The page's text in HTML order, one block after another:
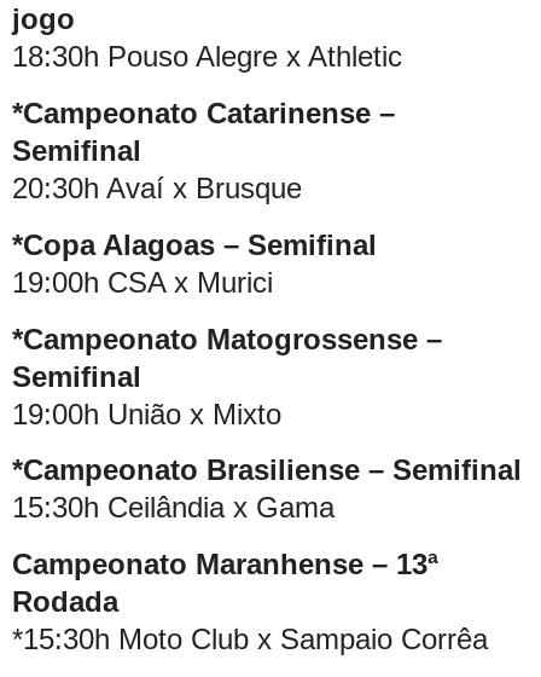
jogo
18:30h Pouso Alegre x Athletic
*Campeonato Catarinense –
Semifinal
20:30h Avaí x Brusque
*Copa Alagoas – Semifinal
19:00h CSA x Murici
*Campeonato Matogrossense –
Semifinal
19:00h União x Mixto
*Campeonato Brasiliense – Semifinal
15:30h Ceilândia x Gama
Campeonato Maranhense – 13ª
Rodada
*15:30h Moto Club x Sampaio Corrêa